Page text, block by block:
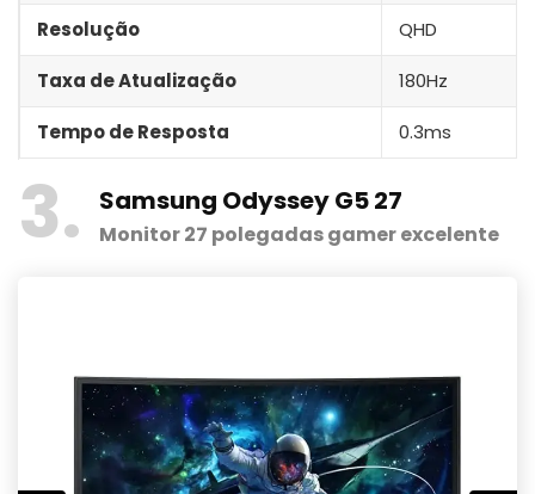
Resolução QHD
Taxa de Atualização 180Hz
Tempo de Resposta 0.3ms
3 Samsung Odyssey G5 27
Monitor 27 polegadas gamer excelente